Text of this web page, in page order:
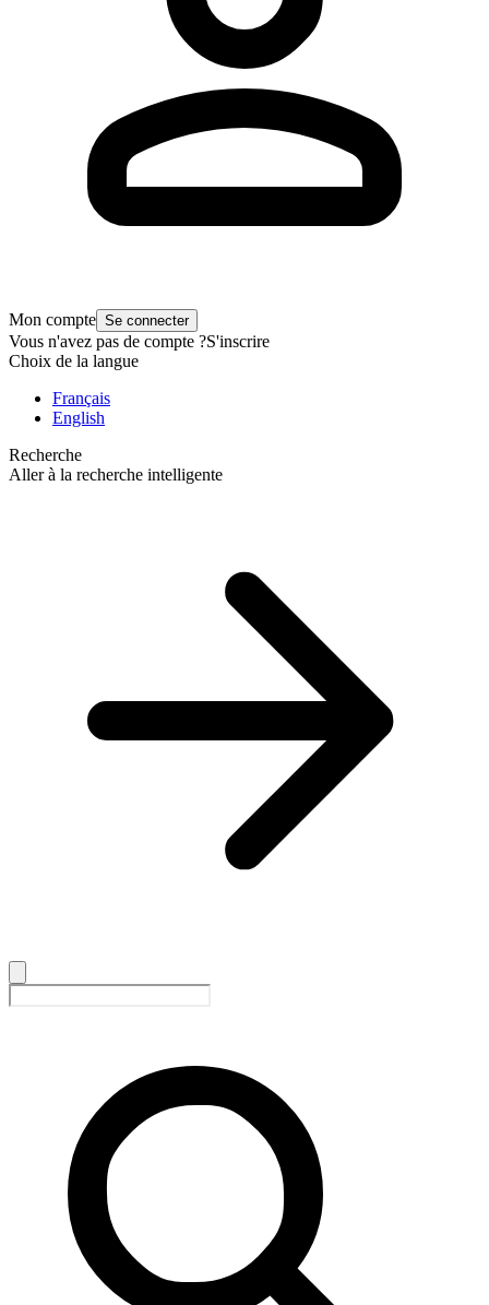
Mon compte Se connecter
Vous n'avez pas de compte ?S'inscrire
Choix de la langue
Français
English
Recherche
Aller à la recherche intelligente